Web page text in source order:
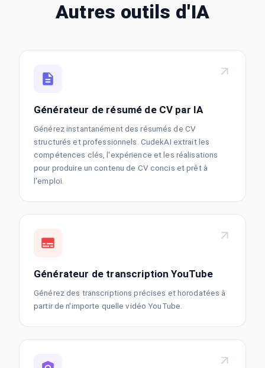
Autres outils d'IA
Générateur de résumé de CV par IA
Générez instantanément des résumés de CV
structurés et professionnels. CudekAI extrait les
compétences clés, l'expérience et les réalisations
pour produire un contenu de CV concis et prêt à
l'emploi.
Générateur de transcription YouTube
Générez des transcriptions précises et horodatées à
partir de n'importe quelle vidéo YouTube.